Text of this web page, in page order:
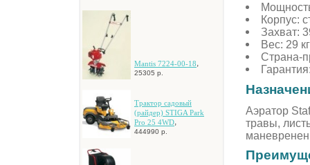
Mantis 7224-00-18,
25305 р.
Tpaктop caдoвый
(paйдep) STIGA Park
Pro 25 4WD,
444990 р.
Кopпуc:
Захват:
Вec: 29 кг
Страна-
Аэратор
травы,